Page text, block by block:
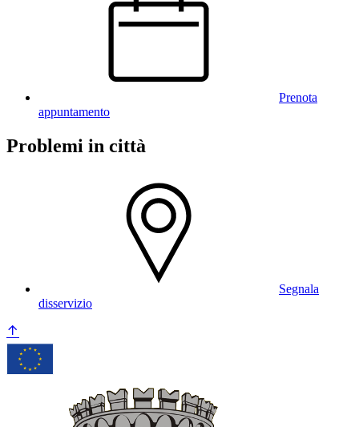
Prenota
appuntamento
Problemi in città
Segnala
disservizio